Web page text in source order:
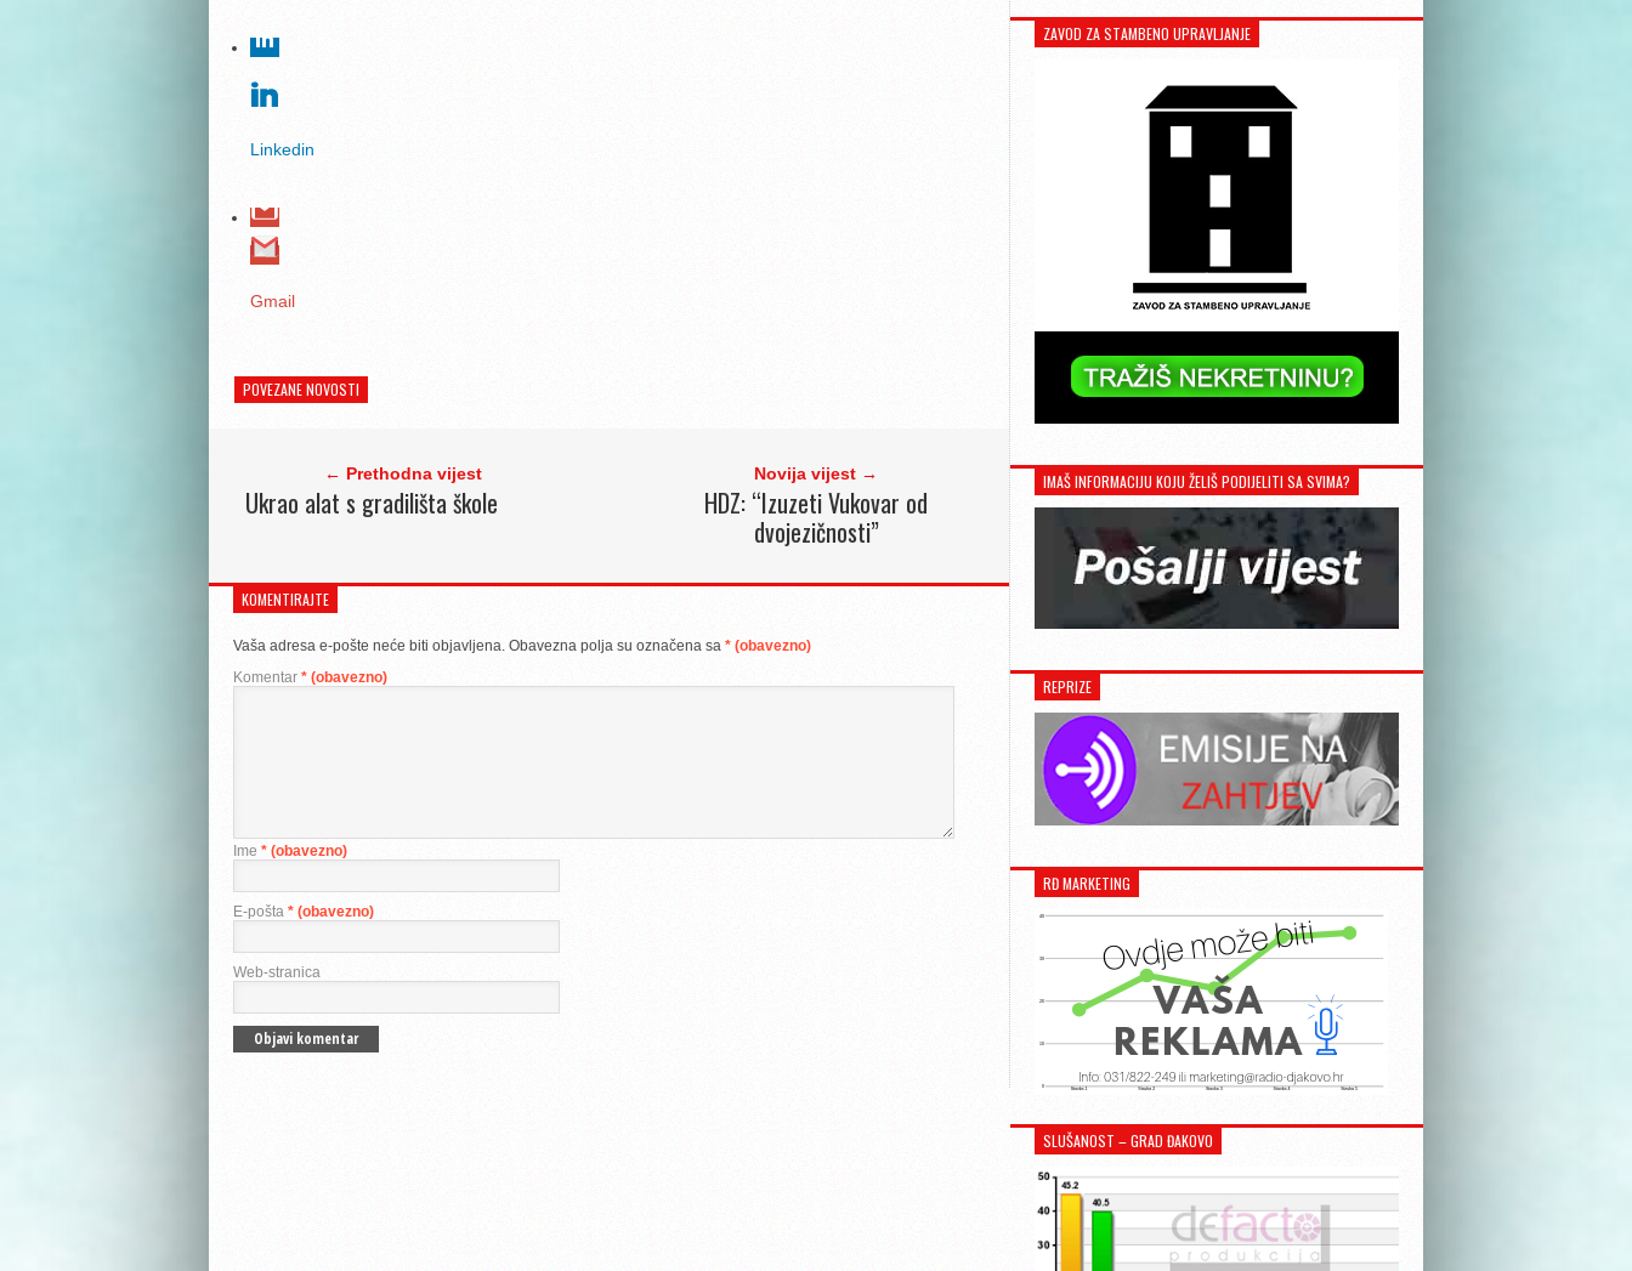
Linkedin
Gmail
POVEZANE NOVOSTI
← Prethodna vijest
Ukrao alat s gradilišta škole
Novija vijest →
HDZ: “Izuzeti Vukovar od
dvojezičnosti”
KOMENTIRAJTE
Vaša adresa e-pošte neće biti objavljena. Obavezna polja su označena sa * (obavezno)
Komentar * (obavezno)
Ime * (obavezno)
E-pošta * (obavezno)
Web-stranica
ZAVOD ZA STAMBENO UPRAVLJANJE
IMAŠ INFORMACIJU KOJU ŽELIŠ PODIJELITI SA SVIMA?
REPRIZE
RĐ MARKETING
SLUŠANOST – GRAD ĐAKOVO